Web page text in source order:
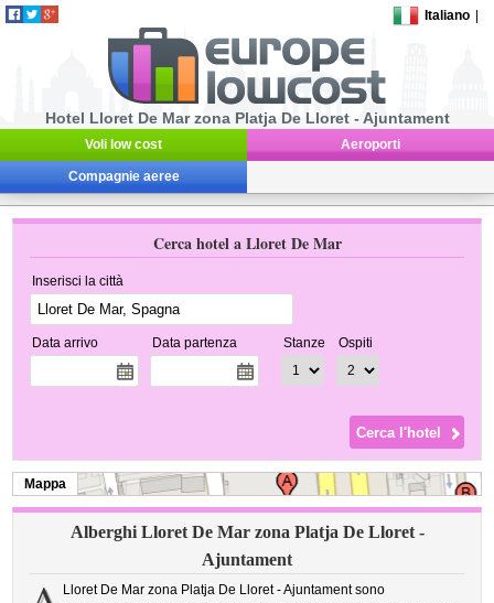
Italiano
Hotel Lloret De Mar zona Platja De Lloret - Ajuntament
Voli low cost Aeroporti
Compagnie aeree
Cerca hotel a Lloret De Mar
Inserisci la città
Data arrivo Data partenza Stanze Ospiti
Mappa
Alberghi Lloret De Mar zona Platja De Lloret -
Ajuntament
Lloret De Mar zona Platja De Lloret - Ajuntament sono